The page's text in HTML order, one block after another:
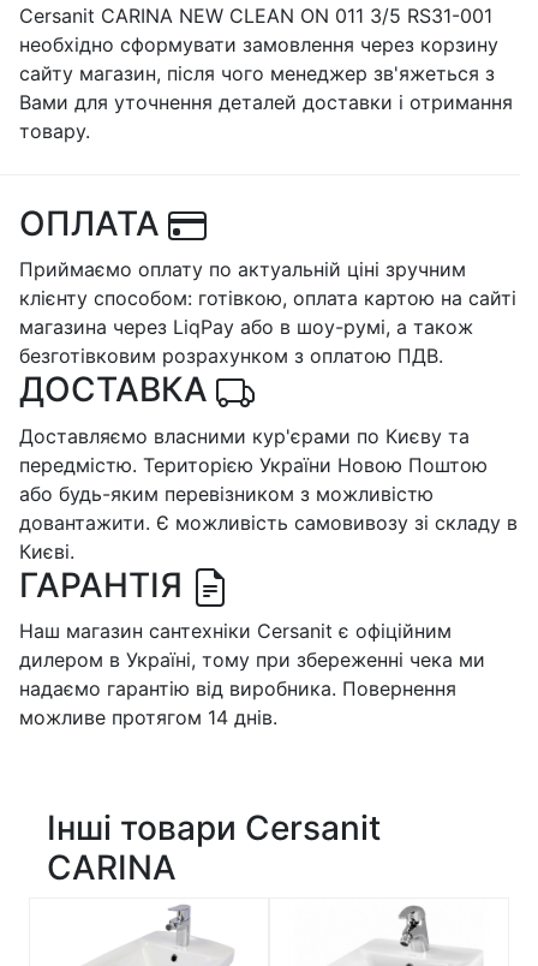
Cersanit CARINA NEW CLEAN ON 011 3/5 RS31-001
необхідно сформувати замовлення через корзину
сайту магазин, після чого менеджер зв'яжеться з
Вами для уточнення деталей доставки і отримання
товару.
ОПЛАТА
Приймаємо оплату по актуальній ціні зручним
клієнту способом: готівкою, оплата картою на сайті
магазина через LiqPay або в шоу-румі, а також
безготівковим розрахунком з оплатою ПДВ.
ДОСТАВКА
Доставляємо власними кур'єрами по Києву та
передмістю. Територією України Новою Поштою
або будь-яким перевізником з можливістю
довантажити. Є можливість самовивозу зі складу в
Києві.
ГАРАНТІЯ
Наш магазин сантехніки Cersanit є офіційним
дилером в Україні, тому при збереженні чека ми
надаємо гарантію від виробника. Повернення
можливе протягом 14 днів.
Інші товари Cersanit
CARINA